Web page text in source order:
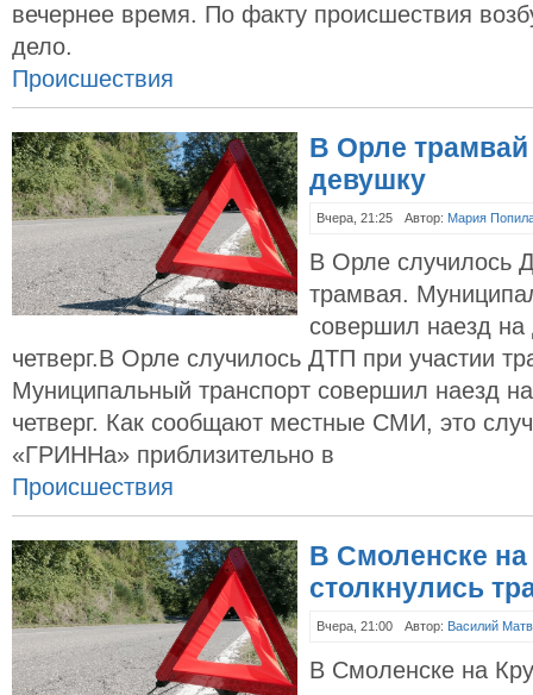
вечернее время. По факту происшествия
дело.
Происшествия
В Орле
девушку‍
Вчера, 21:25 Автор: Мария
В Орле случилось
трамвая.
совершил наезд на
четверг.В Орле случилось ДТП при участии
Муниципальный транспорт совершил наезд
четверг. Как сообщают местные СМИ, это
«ГРИННа» приблизительно в
Происшествия
В Смоленске
столкнулись
Вчера, 21:00 Автор: Василий
В Смоленске на